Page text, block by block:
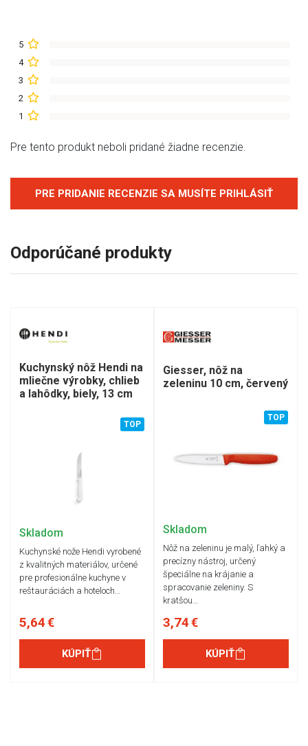
5
4
3
2
1
Pre tento produkt neboli pridané žiadne recenzie.
PRE PRIDANIE RECENZIE SA MUSÍTE PRIHLÁSIŤ
Odporúčané produkty
Kuchynský nôž Hendi na
mliečne výrobky, chlieb
a lahôdky, biely, 13 cm
TOP
Skladom
Kuchynské nože Hendi vyrobené
z kvalitných materiálov, určené
pre profesionálne kuchyne v
reštauráciách a hoteloch…
5,64 €
KÚPIŤ
Giesser, nôž na
zeleninu 10 cm, červený
TOP
Skladom
Nôž na zeleninu je malý, ľahký a
precízny nástroj, určený
špeciálne na krájanie a
spracovanie zeleniny. S
kratšou…
3,74 €
KÚPIŤ